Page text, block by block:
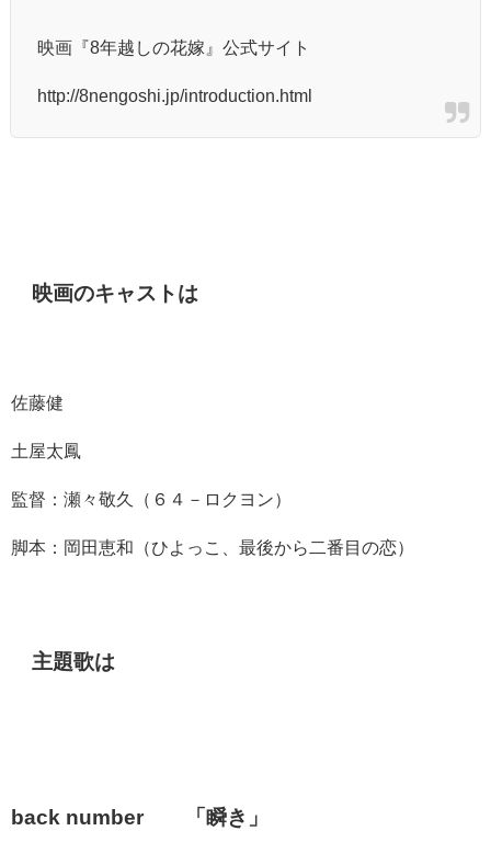
映画『8年越しの花嫁』公式サイト
http://8nengoshi.jp/introduction.html
映画のキャストは
佐藤健
土屋太鳳
監督：瀬々敬久（６４－ロクヨン）
脚本：岡田恵和（ひよっこ、最後から二番目の恋）
主題歌は
back number 「瞬き」